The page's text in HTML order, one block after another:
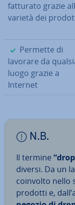
fatturato grazie
varietà dei
✓
Permette di
lavorare da
luogo grazie a
Internet
N.B.
Il termine
diversi. Da un
coinvolto nello
prodotti e,